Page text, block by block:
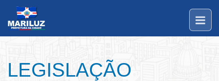
LEGISLAÇÃO